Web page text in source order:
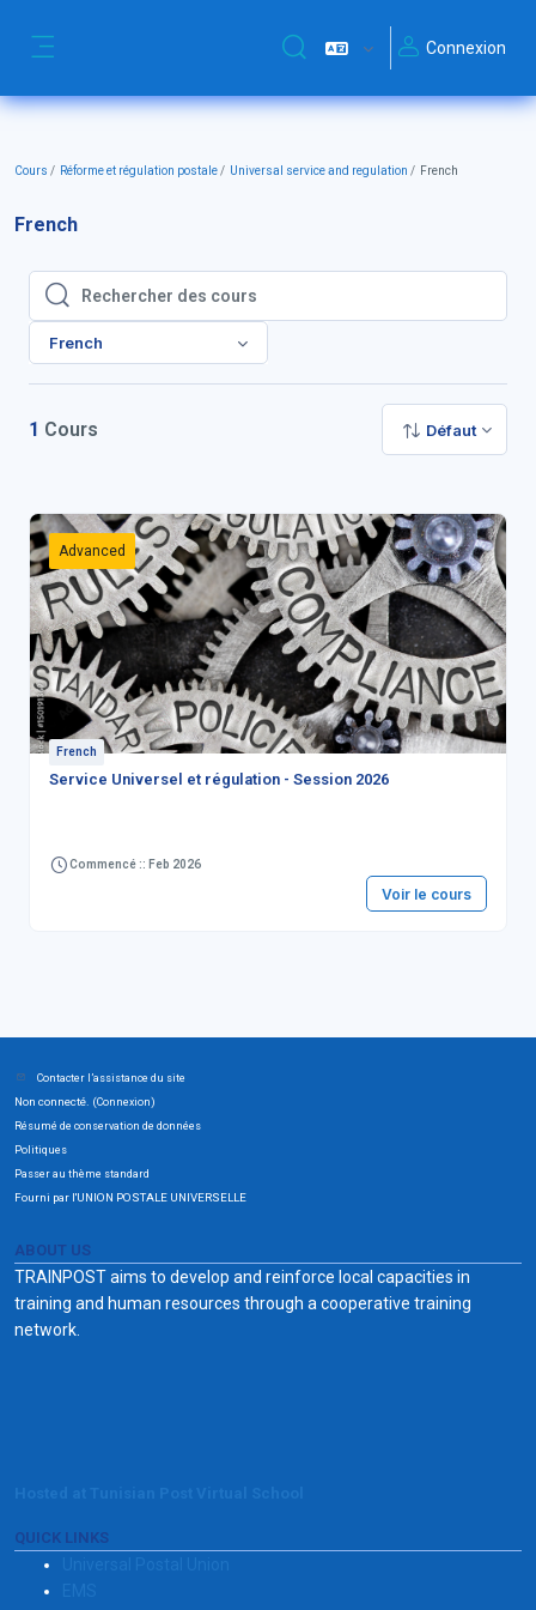
Activer/désactiver la saisie de
Connexion
Cours Réforme et régulation postale Universal service and regulation French
French
Rechercher des cours
Rechercher des cours
French
1 Cours Défaut
Advanced
French
Service Universel et régulation - Session 2026
Commencé :: Feb 2026
Voir le cours
Contacter l’assistance du site
Non connecté. (Connexion)
Résumé de conservation de données
Politiques
Passer au thème standard
Fourni par l'UNION POSTALE UNIVERSELLE
ABOUT US
TRAINPOST aims to develop and reinforce local capacities in
training and human resources through a cooperative training
network.
QUICK LINKS